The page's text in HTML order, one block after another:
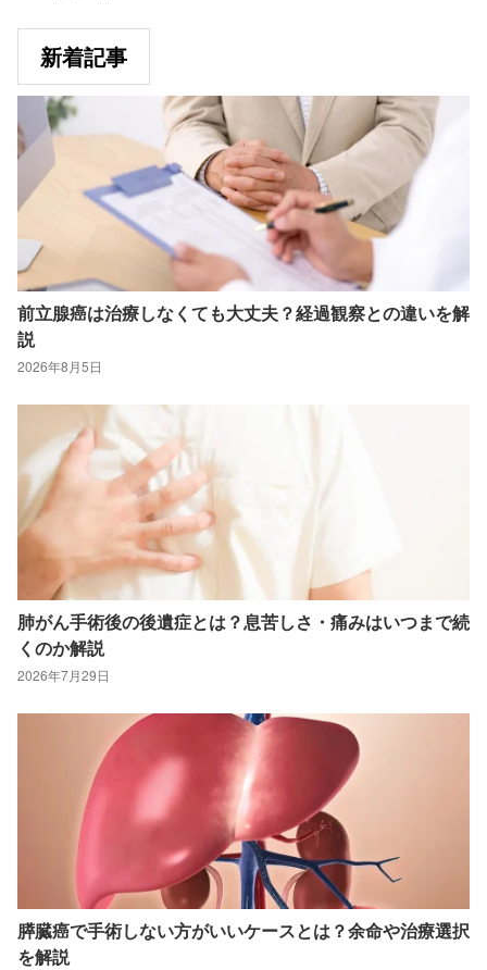
新着記事
前立腺癌は治療しなくても大丈夫？経過観察との違いを解
説
2026年8月5日
肺がん手術後の後遺症とは？息苦しさ・痛みはいつまで続
くのか解説
2026年7月29日
膵臓癌で手術しない方がいいケースとは？余命や治療選択
を解説